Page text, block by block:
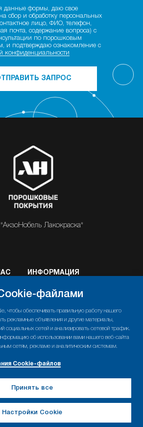
Online заказ Контакты
файлами
чтобы обеспечивать правильную работу нашего
рекламные объявления и другие материалы,
социальных сетей и анализировать сетевой трафик.
об использовании вами нашего веб-сайта
сетям, рекламе и аналитическим системам.
Cookie-файлов
Принять все
Настройки Cookie
данные формы, даю свое
на сбор и обработку персональных
лицо, ФИО, телефон,
почта, содержание вопроса) с
по порошковым
и подтверждаю ознакомление с
конфиденциальности
ЗАПРОС
Лакокраска"
ИНФОРМАЦИЯ
КРАСКИ КОНТАКТЫ
конфиденциальности
Cookie-файлов
Управление Cookies
2026 AN Powder Coatings